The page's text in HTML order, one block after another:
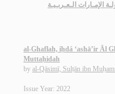
الإمـارات الـعـربـيـة
al-Ghaflah, iḥdá ‘ashā’ir Āl
Muttaḥidah
by al-Qāsimī, Sulṭān ibn
Issue Year: 2022